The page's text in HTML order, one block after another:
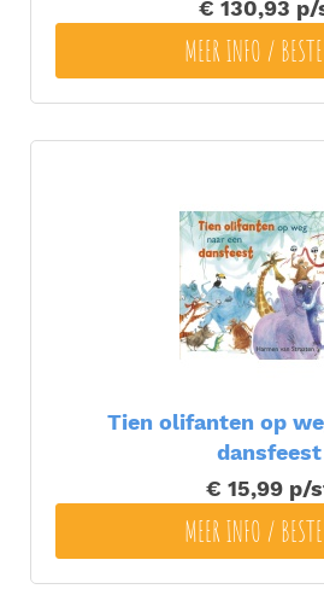
€ 130,93 p/
MEER INFO /
Tien olifanten op
dansfeest
€ 15,99 p/
MEER INFO /